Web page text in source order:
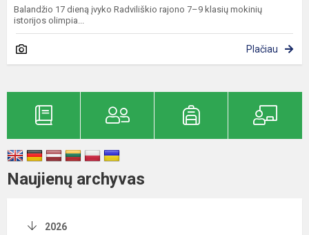
Balandžio 17 dieną įvyko Radviliškio rajono 7–9 klasių mokinių
istorijos olimpia...
Plačiau
Naujienų archyvas
2026